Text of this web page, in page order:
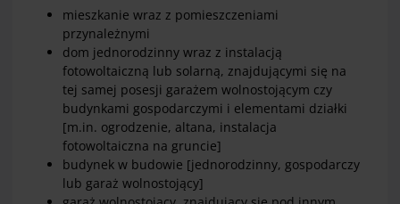
mieszkanie wraz z pomieszczeniami
przynależnymi
dom jednorodzinny wraz z instalacją
fotowoltaiczną lub solarną, znajdującymi się na
tej samej posesji garażem wolnostojącym czy
budynkami gospodarczymi i elementami działki
[m.in. ogrodzenie, altana, instalacja
fotowoltaiczna na gruncie]
budynek w budowie [jednorodzinny, gospodarczy
lub garaż wolnostojący]